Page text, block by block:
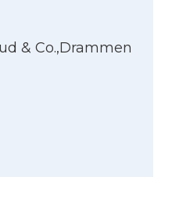
& Co.,Drammen